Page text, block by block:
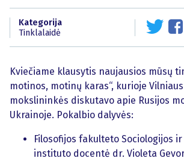
Kategorija
Tinklalaidė
Kviečiame klausytis naujausios mūsų
motinos, motinų karas“, kurioje
mokslininkės diskutavo apie Rusijos
Ukrainoje. Pokalbio dalyvės:
Filosofijos fakulteto Sociologijos
instituto docentė dr. Violeta